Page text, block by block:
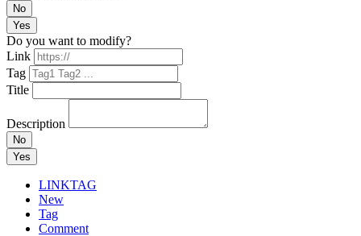
No
Yes
Do you want to modify?
Link
Tag
Title
Description
No
Yes
LINKTAG
New
Tag
Comment